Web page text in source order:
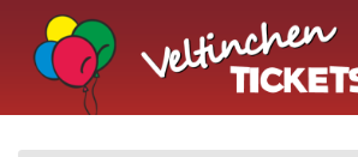
Zum
Haupt-
Inhalt
springen
Veltinchen
Indoorspielplatz